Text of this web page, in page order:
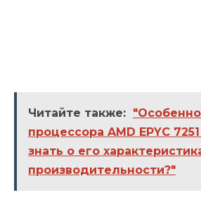
Читайте также:
процессора AMD EPYC
знать о его
производительности?"